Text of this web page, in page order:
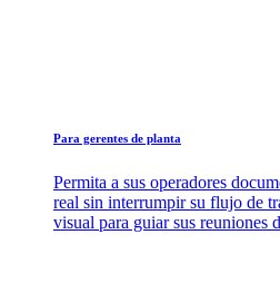
Para gerentes de planta
Permita a sus operadores
real sin interrumpir su flujo de
visual para guiar sus reuniones